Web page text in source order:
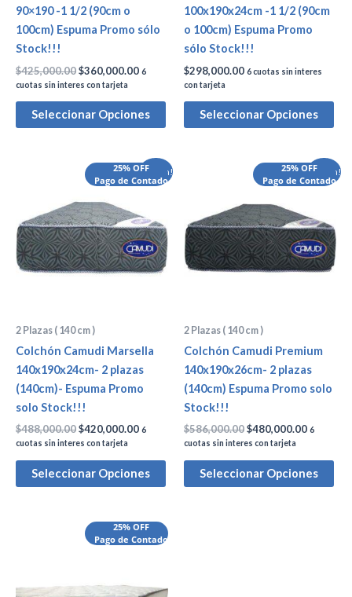
90×190 -1 1/2 (90cm o
100cm) Espuma Promo sólo
Stock!!!
$425,000.00$360,000.00 6
cuotas sin interes con tarjeta
Seleccionar Opciones
100x190x24cm -1 1/2 (90cm
o 100cm) Espuma Promo
sólo Stock!!!
$298,000.00 6 cuotas sin interes
con tarjeta
Seleccionar Opciones
¡Oferta!
25% OFF
Pago de Contado
2 Plazas ( 140 cm )
Colchón Camudi Marsella
140x190x24cm- 2 plazas
(140cm)- Espuma Promo
solo Stock!!!
$488,000.00
El
precio
era:
$488,000.00.
$420,000.00
El
precio
$420,000.00.
6
cuotas sin interes con tarjeta
Seleccionar Opciones
¡Oferta!
25% OFF
Pago de Contado
2 Plazas ( 140 cm )
Colchón Camudi Premium
140x190x26cm- 2 plazas
(140cm) Espuma Promo solo
Stock!!!
$586,000.00
El
precio
era:
$586,000.00.
$480,000.00
El
precio
6
cuotas sin interes con tarjeta
Seleccionar Opciones
25% OFF
Pago de Contado